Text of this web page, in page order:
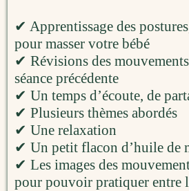
✔ Apprentissage des
pour masser votre bébé
✔ Révisions des
séance précédente
✔ Un temps d’écoute, de
✔ Plusieurs thèmes abordés
✔ Une relaxation
✔ Un petit flacon d’huile de
✔ Les images des
pour pouvoir pratiquer entre